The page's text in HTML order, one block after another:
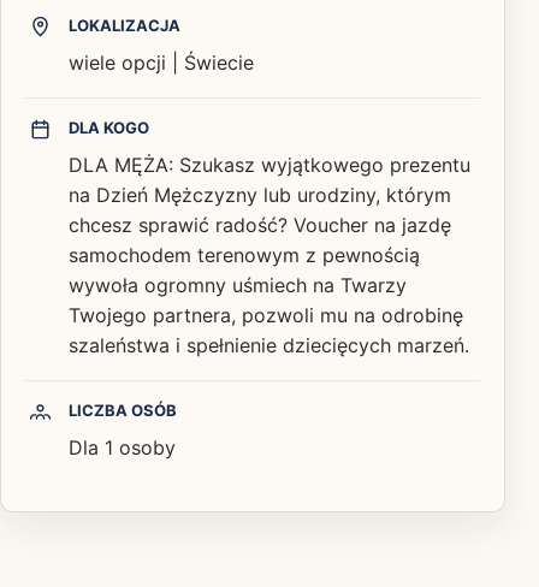
LOKALIZACJA
wiele opcji | Świecie
DLA KOGO
DLA MĘŻA: Szukasz wyjątkowego prezentu
na Dzień Mężczyzny lub urodziny, którym
chcesz sprawić radość? Voucher na jazdę
samochodem terenowym z pewnością
wywoła ogromny uśmiech na Twarzy
Twojego partnera, pozwoli mu na odrobinę
szaleństwa i spełnienie dziecięcych marzeń.
LICZBA OSÓB
Dla 1 osoby